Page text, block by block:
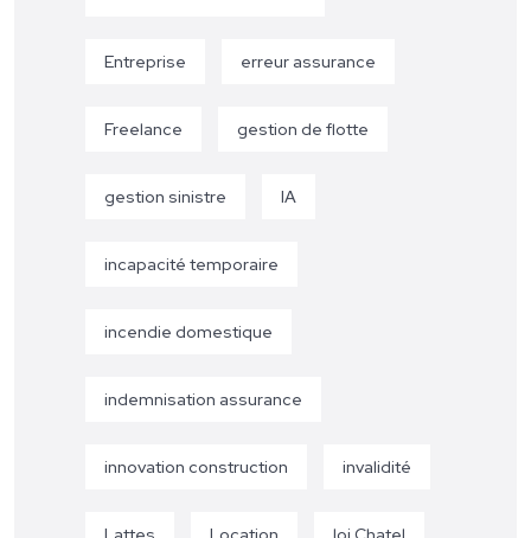
Entreprise erreur assurance
Freelance gestion de flotte
gestion sinistre IA
incapacité temporaire
incendie domestique
indemnisation assurance
innovation construction invalidité